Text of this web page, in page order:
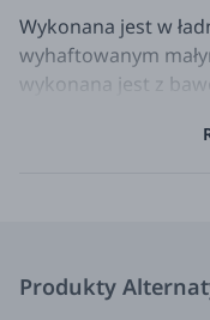
Wykonana jest w
wyhaftowanym
wykonana jest z
przedstawia
dekoracji dla
Produkty